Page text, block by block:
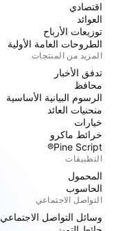
اقتصادي
العوائد
توزيعات الأرباح
الطروحات العامة الأولية
المزيد من المنتجات
تدفق الأخبار
محافظ
الرسوم البيانية الأساسية
منحنيات العائد
خيارات
خرائط ماكرو
Pine Script®
التطبيقات
المحمول
الحاسوب
التواصل الاجتماعي
وسائل التواصل الاجتماعي